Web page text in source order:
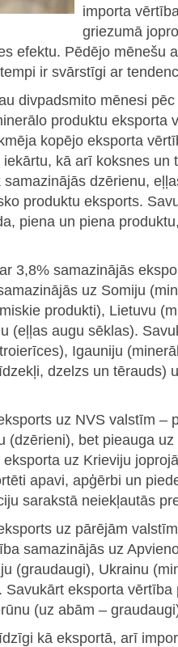
importa
griezumā
efektu. Pēdējo mēnešu
ir svārstīgi ar
divpadsmito mēnesi
produktu eksporta
kopējo eksporta
kā arī koksnes un
dzērienu,
produktu eksports.
piena un piena
3,8% samazinājās
uz Somiju
produkti), Lietuvu
(eļļas augu sēklas).
Igauniju
dzelzs un tērauds)
uz NVS valstīm –
(dzērieni), bet pieauga
uz Krieviju
apavi, apģērbi un
sarakstā neiekļautās
uz pārējām
samazinājās uz
(graudaugi), Ukrainu
eksporta vērtība
(uz abām –
kā eksportā, arī